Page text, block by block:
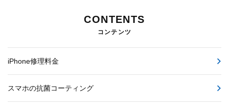
CONTENTS
コンテンツ
iPhone修理料金
スマホの抗菌コーティング